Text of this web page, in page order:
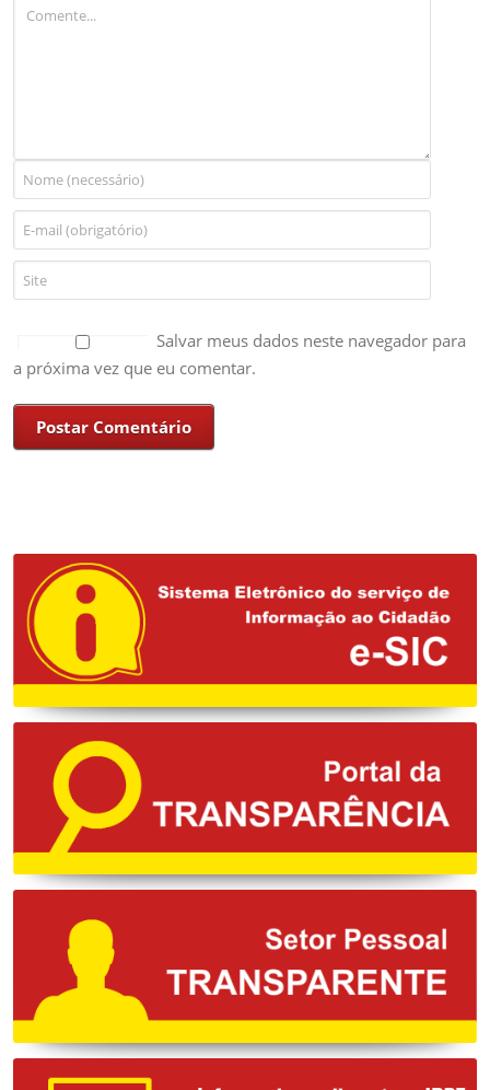
Salvar meus dados neste navegador para
a próxima vez que eu comentar.